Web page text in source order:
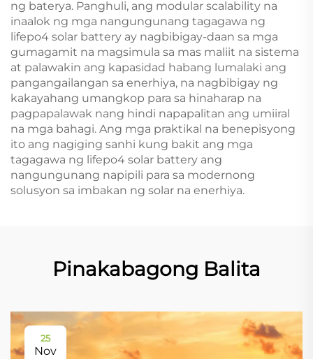
ng baterya. Panghuli, ang modular scalability na
inaalok ng mga nangungunang tagagawa ng
lifepo4 solar battery ay nagbibigay-daan sa mga
gumagamit na magsimula sa mas maliit na sistema
at palawakin ang kapasidad habang lumalaki ang
pangangailangan sa enerhiya, na nagbibigay ng
kakayahang umangkop para sa hinaharap na
pagpapalawak nang hindi napapalitan ang umiiral
na mga bahagi. Ang mga praktikal na benepisyong
ito ang nagiging sanhi kung bakit ang mga
tagagawa ng lifepo4 solar battery ang
nangungunang napipili para sa modernong
solusyon sa imbakan ng solar na enerhiya.
Pinakabagong Balita
25
Nov